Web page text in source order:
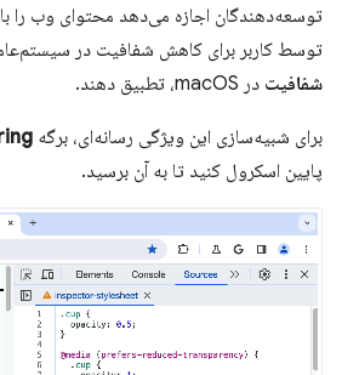
توسعه‌دهندگان اجازه می‌دهد محتوای وب را
توسط کاربر برای کاهش شفافیت در
شفافیت در macOS، تطبیق دهند.
برای شبیه‌سازی این ویژگی رسانه‌ای، برگه
پایین اسکرول کنید تا به آن برسید.